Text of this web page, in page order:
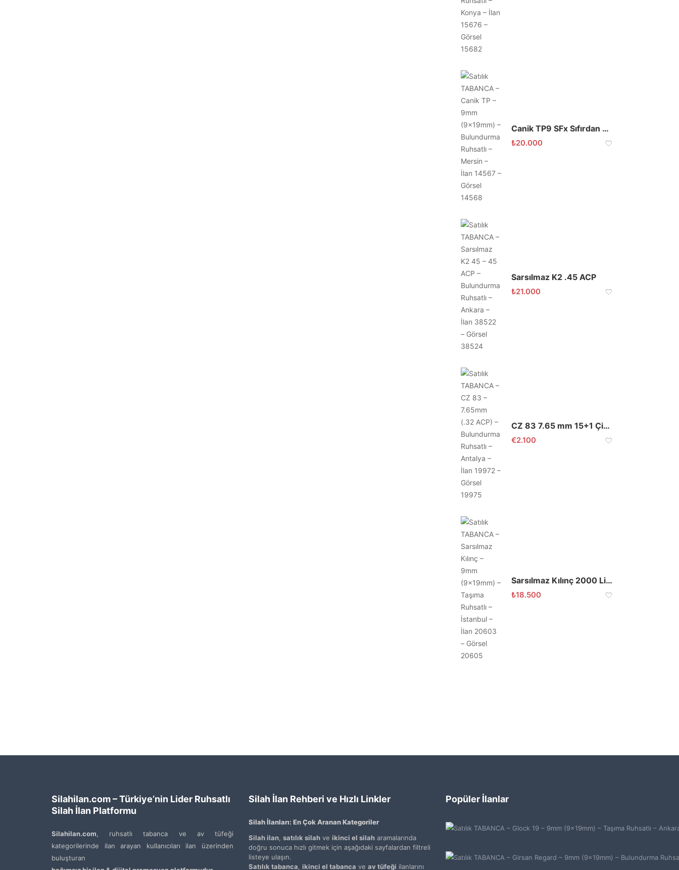
Canik TP9 SFx Sıfırdan Farksız
₺20.000
Sarsılmaz K2 .45 ACP
₺21.000
CZ 83 7.65 mm 15+1 Çift Yön Emniyetli
€2.100
Sarsılmaz Kılınç 2000 Light Tabanca
₺18.500
Silahilan.com – Türkiye’nin Lider Ruhsatlı
Silah İlan Platformu
Silahilan.com, ruhsatlı tabanca ve av tüfeği
kategorilerinde ilan arayan kullanıcıları ilan üzerinden
buluşturan
Silah İlan Rehberi ve Hızlı Linkler
Silah İlanları: En Çok Aranan Kategoriler
Silah ilan satılık silah ve ikinci el silah aramalarında
doğru sonuca hızlı gitmek için aşağıdaki sayfalardan filtreli
listeye ulaşın.
Satılık tabanca ikinci el tabanca ve av tüfeği ilanlarını
Popüler İlanlar